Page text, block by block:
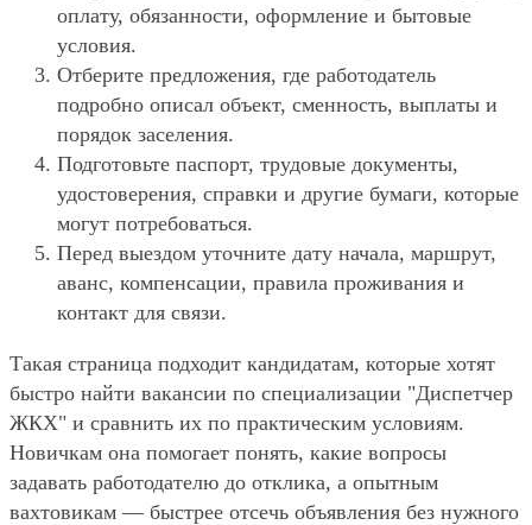
оплату, обязанности, оформление и бытовые
условия.
Отберите предложения, где работодатель
подробно описал объект, сменность, выплаты и
порядок заселения.
Подготовьте паспорт, трудовые документы,
удостоверения, справки и другие бумаги, которые
могут потребоваться.
Перед выездом уточните дату начала, маршрут,
аванс, компенсации, правила проживания и
контакт для связи.
Такая страница подходит кандидатам, которые хотят
быстро найти вакансии по специализации "Диспетчер
ЖКХ" и сравнить их по практическим условиям.
Новичкам она помогает понять, какие вопросы
задавать работодателю до отклика, а опытным
вахтовикам — быстрее отсечь объявления без нужного